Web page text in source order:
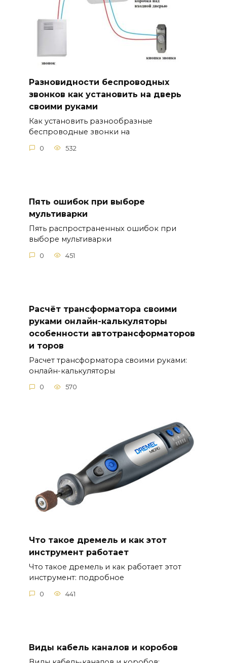
Разновидности беспроводных
звонков как установить на дверь
своими руками
Как установить разнообразные
беспроводные звонки на
0 532
Пять ошибок при выборе
мультиварки
Пять распространенных ошибок при
выборе мультиварки
0 451
Расчёт трансформатора своими
руками онлайн-калькуляторы
особенности автотрансформаторов
и торов
Расчет трансформатора своими руками:
онлайн-калькуляторы
0 570
Что такое дремель и как этот
инструмент работает
Что такое дремель и как работает этот
инструмент: подробное
0 441
Виды кабель каналов и коробов